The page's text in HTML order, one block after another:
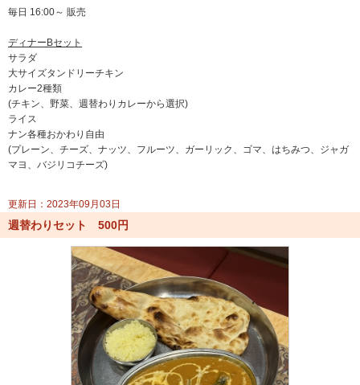
毎日 16:00～ 販売
ディナーBセット
サラダ
大サイズタンドリーチキン
カレー2種類
(チキン、野菜、週替わりカレーから選択)
ライス
ナン各種おかわり自由
(プレーン、チーズ、ナッツ、フルーツ、ガーリック、ゴマ、はちみつ、ジャガ
マヨ、バジリコチーズ)
更新日：2023年09月03日
週替わりセット 500円